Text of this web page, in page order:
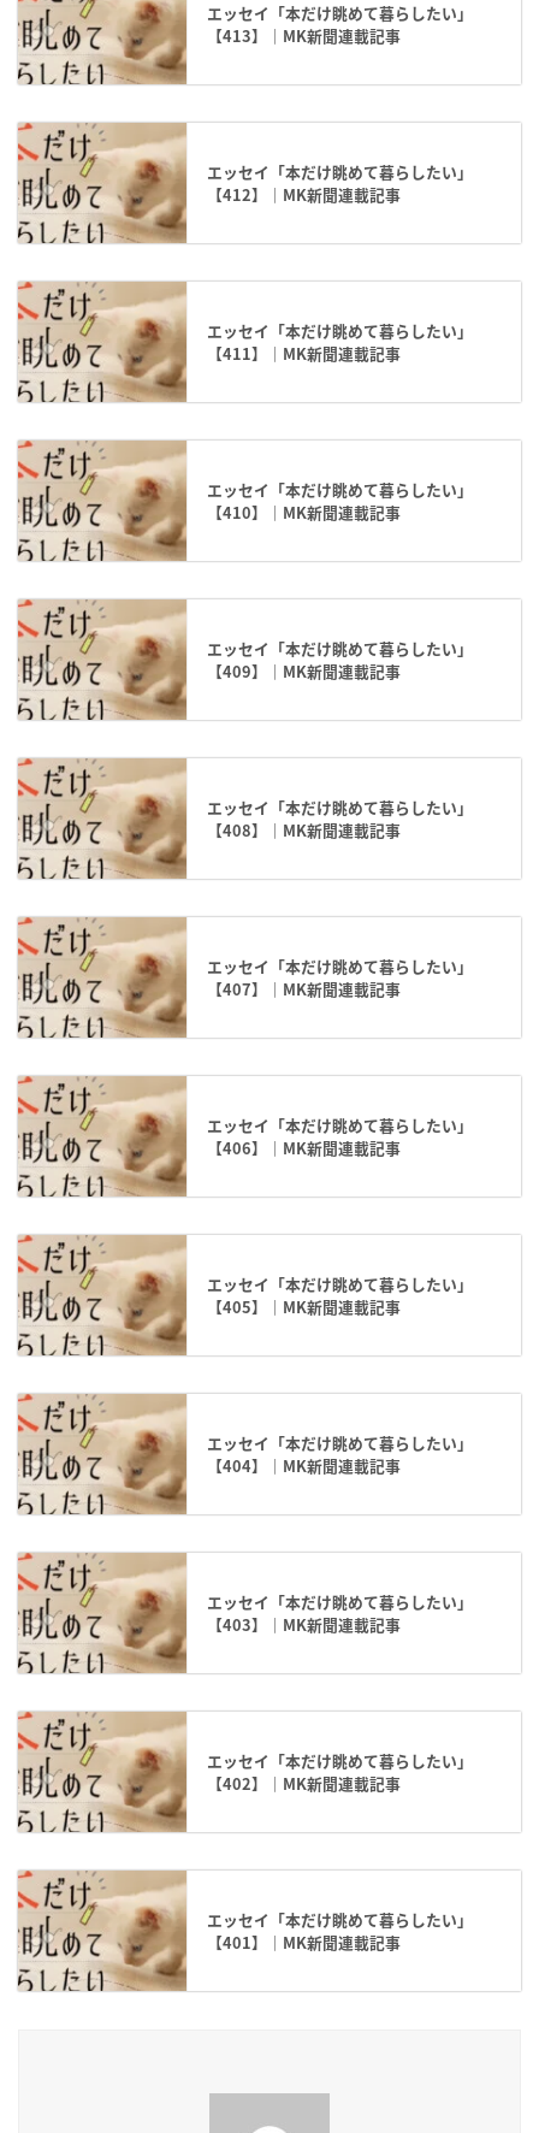
エッセイ「本だけ眺めて暮らしたい」
【413】｜MK新聞連載記事
エッセイ「本だけ眺めて暮らしたい」
【412】｜MK新聞連載記事
エッセイ「本だけ眺めて暮らしたい」
【411】｜MK新聞連載記事
エッセイ「本だけ眺めて暮らしたい」
【410】｜MK新聞連載記事
エッセイ「本だけ眺めて暮らしたい」
【409】｜MK新聞連載記事
エッセイ「本だけ眺めて暮らしたい」
【408】｜MK新聞連載記事
エッセイ「本だけ眺めて暮らしたい」
【407】｜MK新聞連載記事
エッセイ「本だけ眺めて暮らしたい」
【406】｜MK新聞連載記事
エッセイ「本だけ眺めて暮らしたい」
【405】｜MK新聞連載記事
エッセイ「本だけ眺めて暮らしたい」
【404】｜MK新聞連載記事
エッセイ「本だけ眺めて暮らしたい」
【403】｜MK新聞連載記事
エッセイ「本だけ眺めて暮らしたい」
【402】｜MK新聞連載記事
エッセイ「本だけ眺めて暮らしたい」
【401】｜MK新聞連載記事